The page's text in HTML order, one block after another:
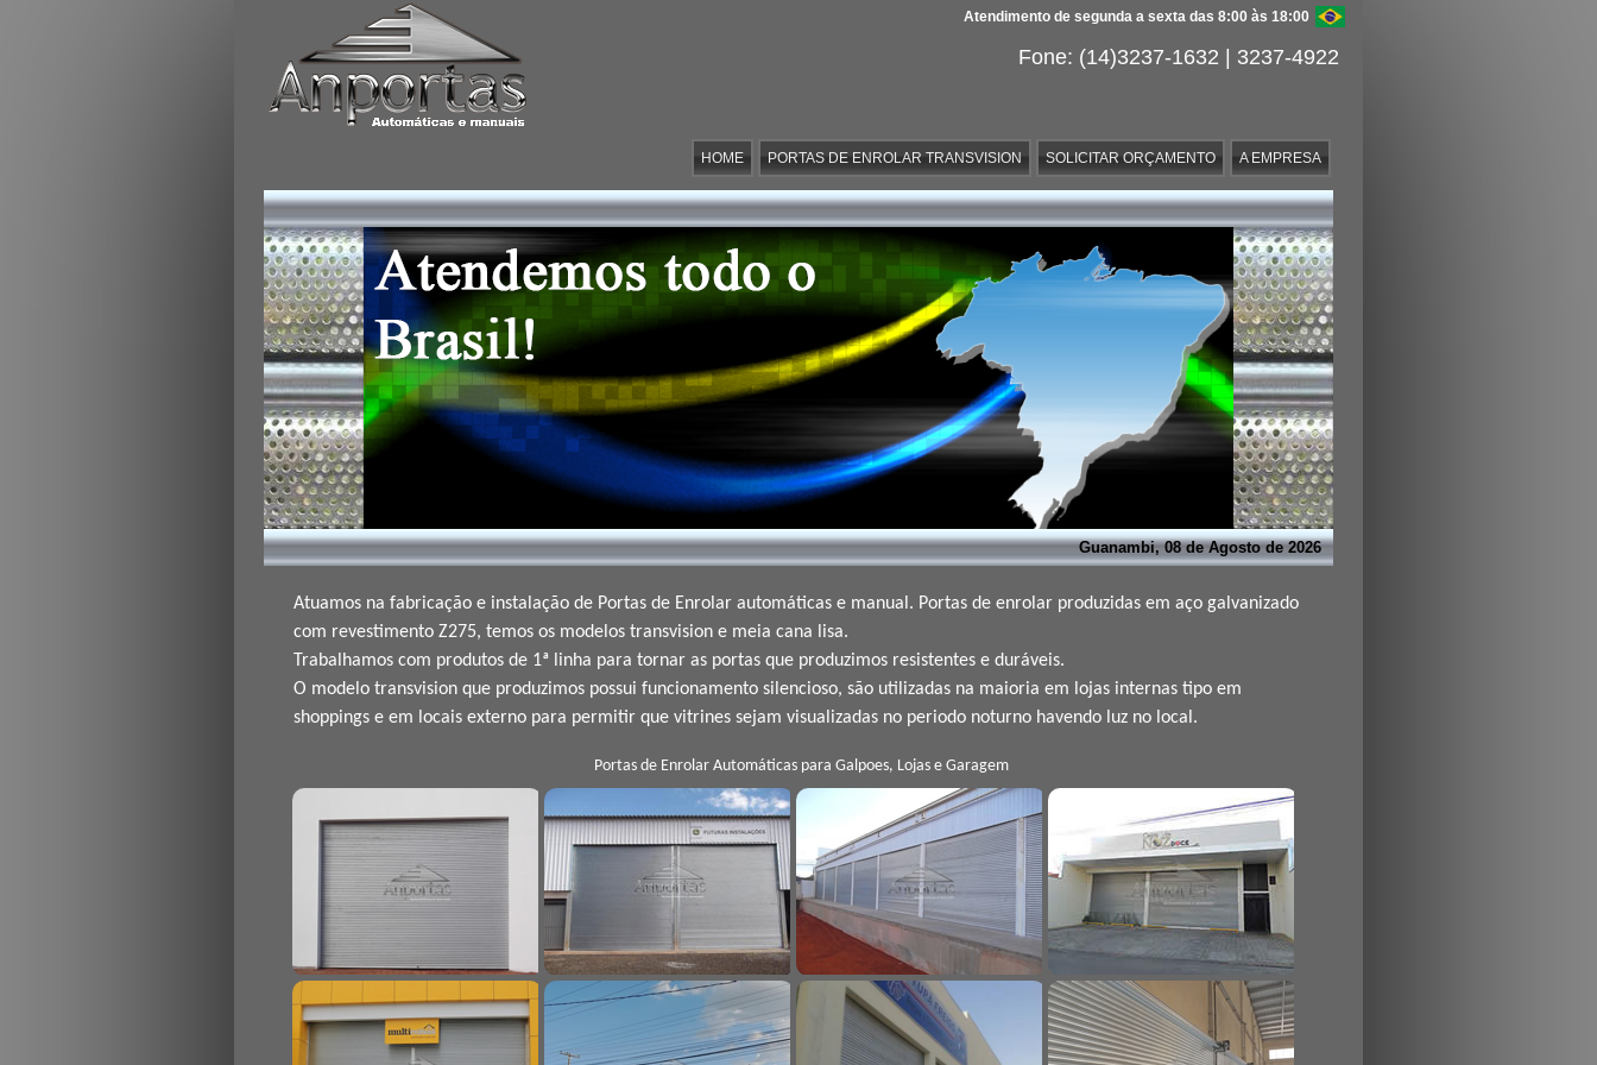
HOME PORTAS DE ENROLAR TRANSVISION SOLICITAR ORÇAMENTO A EMPRESA
Atendimento de segunda a sexta das 8:00 às 18:00
Fone: (14)3237-1632 | 3237-4922
Guanambi, 08 de Agosto de 2026
Atuamos na fabricação e instalação de Portas de Enrolar automáticas e manual. Portas de enrolar produzidas em aço galvanizado
com revestimento Z275, temos os modelos transvision e meia cana lisa.
Trabalhamos com produtos de 1ª linha para tornar as portas que produzimos resistentes e duráveis.
O modelo transvision que produzimos possui funcionamento silencioso, são utilizadas na maioria em lojas internas tipo em
shoppings e em locais externo para permitir que vitrines sejam visualizadas no periodo noturno havendo luz no local.
Portas de Enrolar Automáticas para Galpoes, Lojas e Garagem